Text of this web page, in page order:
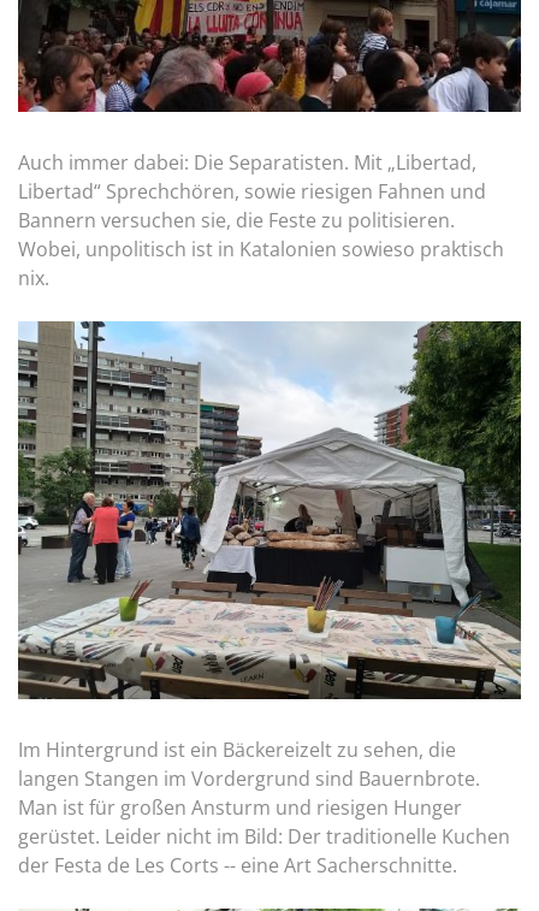
Auch immer dabei: Die Separatisten. Mit „Libertad,
Libertad“ Sprechchören, sowie riesigen Fahnen und
Bannern versuchen sie, die Feste zu politisieren.
Wobei, unpolitisch ist in Katalonien sowieso praktisch
nix.
Im Hintergrund ist ein Bäckereizelt zu sehen, die
langen Stangen im Vordergrund sind Bauernbrote.
Man ist für großen Ansturm und riesigen Hunger
gerüstet. Leider nicht im Bild: Der traditionelle Kuchen
der Festa de Les Corts -- eine Art Sacherschnitte.